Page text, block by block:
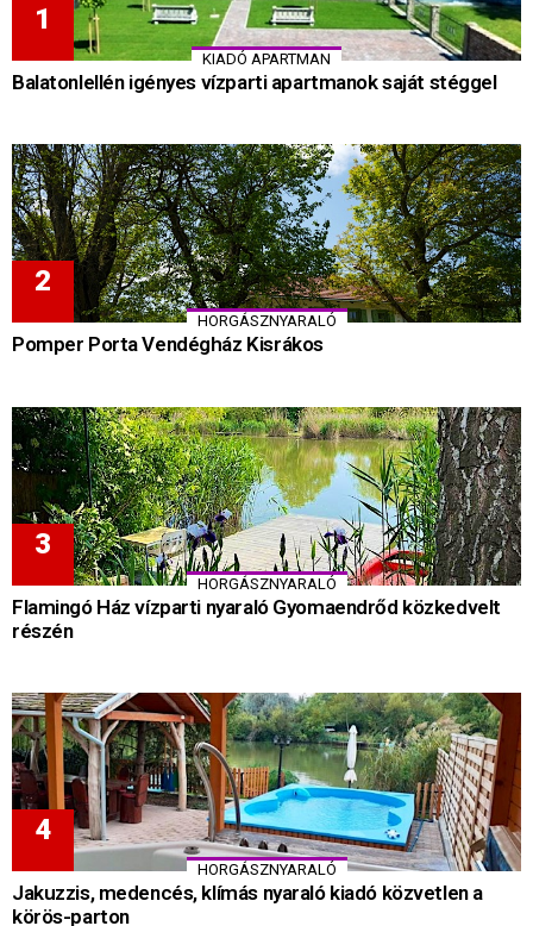
KIADÓ APARTMAN
Balatonlellén igényes vízparti apartmanok saját stéggel
HORGÁSZNYARALÓ
Pomper Porta Vendégház Kisrákos
HORGÁSZNYARALÓ
Flamingó Ház vízparti nyaraló Gyomaendrőd közkedvelt
részén
HORGÁSZNYARALÓ
Jakuzzis, medencés, klímás nyaraló kiadó közvetlen a
körös-parton